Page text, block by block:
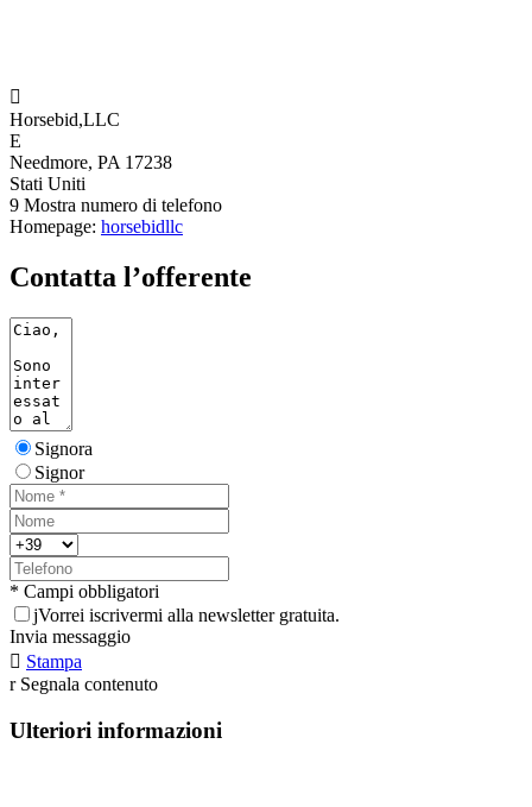

Horsebid,LLC
E
Needmore, PA 17238
Stati Uniti
9 Mostra numero di telefono
Homepage: horsebidllc
Contatta l’offerente
Signora
Signor
* Campi obbligatori
jVorrei iscrivermi alla newsletter gratuita.
Invia messaggio
 Stampa
r Segnala contenuto
Ulteriori informazioni